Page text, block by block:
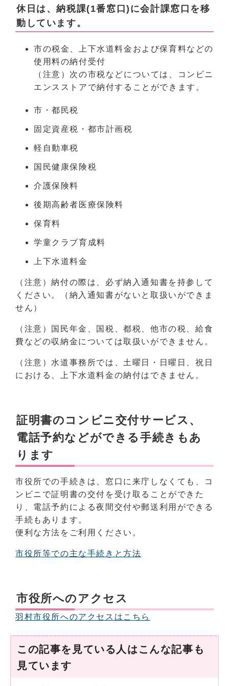
休日は、納税課(1番窓口)に会計課窓口を移
動しています。
市の税金、上下水道料金および保育料などの
使用料の納付受付
（注意）次の市税などについては、コンビニ
エンスストアで納付することができます。
市・都民税
固定資産税・都市計画税
軽自動車税
国民健康保険税
介護保険料
後期高齢者医療保険料
保育料
学童クラブ育成料
上下水道料金
（注意）納付の際は、必ず納入通知書を持参して
ください。（納入通知書がないと取扱いができま
せん）
（注意）国民年金、国税、都税、他市の税、給食
費などの収納金については取扱いができません。
（注意）水道事務所では、土曜日・日曜日、祝日
における、上下水道料金の納付はできません。
証明書のコンビニ交付サービス、
電話予約などができる手続きもあ
ります
市役所での手続きは、窓口に来庁しなくても、コ
ンビニで証明書の交付を受け取ることができた
り、電話予約による夜間交付や郵送利用ができる
手続もあります。
便利な方法をご利用ください。
市役所等での主な手続きと方法
市役所へのアクセス
羽村市役所へのアクセスはこちら
この記事を見ている人はこんな記事も
見ています